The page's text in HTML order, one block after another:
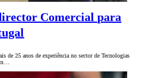
Comercial para
de 25 anos de experiência no sector de Tecnologias